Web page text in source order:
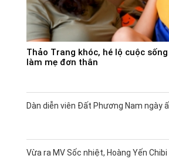
Thảo Trang khóc, hé lộ cuộc
làm mẹ đơn thân
Dàn diễn viên Đất Phương Nam ngày
Vừa ra MV Sốc nhiệt, Hoàng Yến